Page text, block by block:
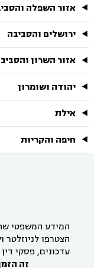
אזור השפלה
ירושלים והסביבה
אזור השרון
יהודה ושומרון
אילת
חיפה והקריות
המידע המשפטי
הצטרפו
עדכונים, פסקי
זה